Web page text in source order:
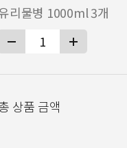
리물병 1000ml 3개
상품 금액